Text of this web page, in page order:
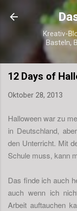
Kreativ-
Basteln,
12 Days of
Oktober 28, 2013
Halloween war zu
in Deutschland,
den Unterricht. Mit
Schule muss, kann
Das finde ich auch
auch wenn ich
Arbeit auftauchen